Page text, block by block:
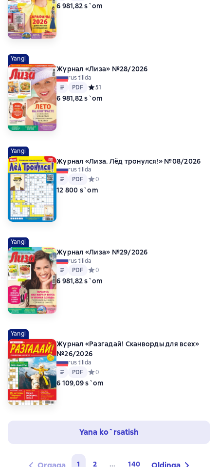
6 981,82 s`om
Yangi
Журнал «Лиза» №28/2026
rus tilida
Matn
PDF
PDF Средний рейтинг 5 на основе 1 оценок
51
6 981,82 s`om
Yangi
Журнал «Лиза. Лёд тронулся!» №08/2026
rus tilida
Matn
PDF
PDF Средний рейтинг 0 на основе 0 оценок
0
12 800 s`om
Yangi
Журнал «Лиза» №29/2026
rus tilida
Matn
PDF
PDF Средний рейтинг 0 на основе 0 оценок
0
6 981,82 s`om
Yangi
Журнал «Разгадай! Сканворды для всех»
№26/2026
rus tilida
Matn
PDF
PDF Средний рейтинг 0 на основе 0 оценок
0
6 109,09 s`om
Yana ko`rsatish
1 2 ... 140